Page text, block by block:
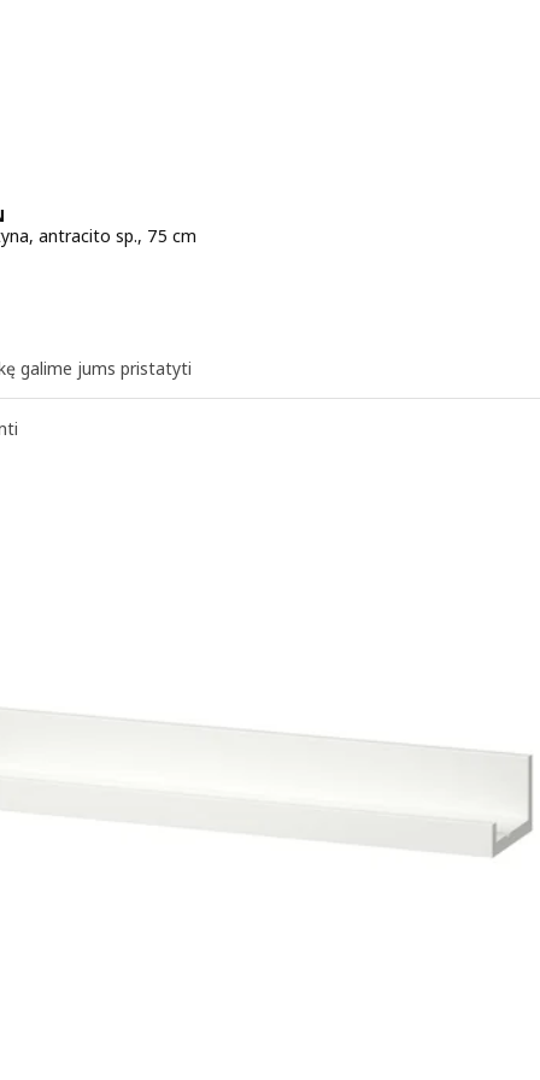
antracito sp., 75 cm
14,99€
galime jums pristatyti